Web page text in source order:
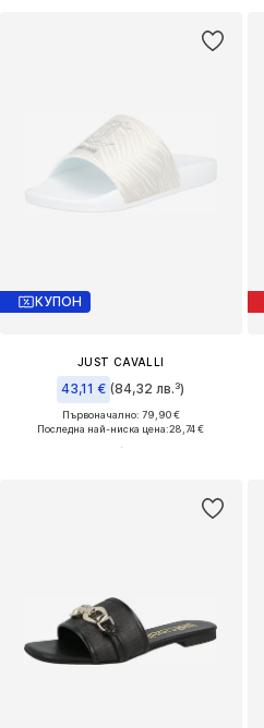
КУПОН
JUST CAVALLI
43,11 € (84,32 лв.³)
Първоначално: 79,90 €
Последна най-ниска цена:28,74 €